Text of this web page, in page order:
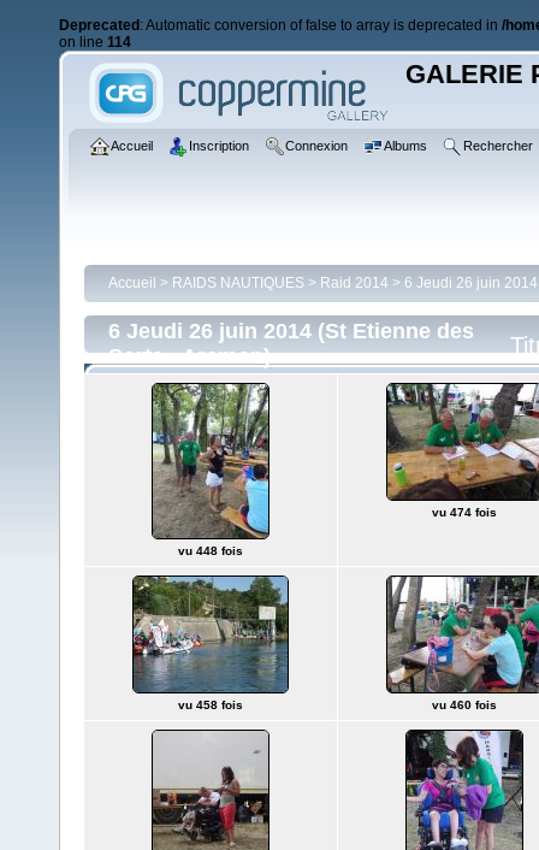
Deprecated : Automatic conversion of false to array is deprecated in /
on line 114
GALERIE
Accueil Inscription Connexion Albums Rechercher
Accueil > RAIDS NAUTIQUES > Raid 2014 > 6 Jeudi 26 juin
6 Jeudi 26 juin 2014 (St Etienne des
Sorts - Aramon)
vu 448 fois
vu 474 fois
vu 458 fois vu 460 fois